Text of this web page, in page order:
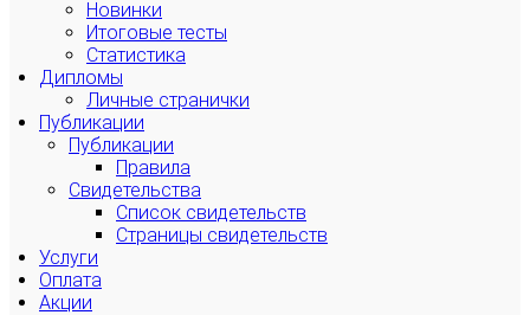
Новинки
Итоговые тесты
Статистика
Дипломы
Личные странички
Публикации
Публикации
Правила
Свидетельства
Список свидетельств
Страницы свидетельств
Услуги
Оплата
Акции